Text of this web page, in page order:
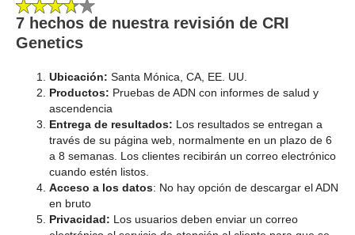
7 hechos de nuestra revisión de CRI
Genetics
Ubicación: Santa Mónica, CA, EE. UU.
Productos: Pruebas de ADN con informes de salud y
ascendencia
Entrega de resultados: Los resultados se entregan a
través de su página web, normalmente en un plazo de 6
a 8 semanas. Los clientes recibirán un correo electrónico
cuando estén listos.
Acceso a los datos: No hay opción de descargar el ADN
en bruto
Privacidad: Los usuarios deben enviar un correo